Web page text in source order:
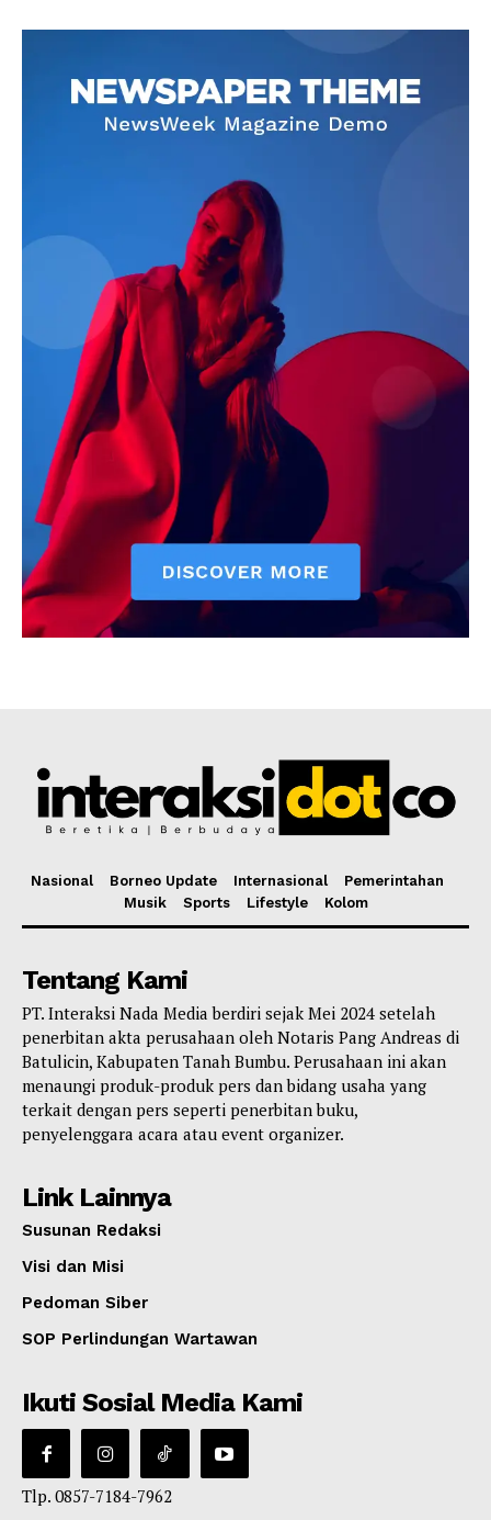
Nasional Borneo Update Internasional
Pemerintahan
Musik
Sports Lifestyle Kolom
Tentang Kami
PT. Interaksi Nada Media berdiri sejak Mei 2024 setelah
penerbitan akta perusahaan oleh Notaris Pang Andreas di
Batulicin, Kabupaten Tanah Bumbu. Perusahaan ini akan
menaungi produk-produk pers dan bidang usaha yang
terkait dengan pers seperti penerbitan buku,
penyelenggara acara atau event organizer.
Link Lainnya
Susunan Redaksi
Visi dan Misi
Pedoman Siber
SOP Perlindungan Wartawan
Ikuti Sosial Media Kami
Tlp. 0857-7184-7962